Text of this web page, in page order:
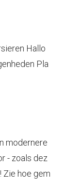
Hallo
Pla
modernere
- zoals dez
Zie hoe gem